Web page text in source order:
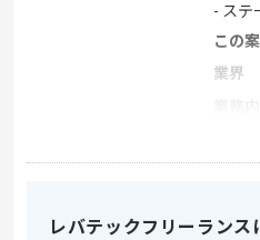
- ステ
この
業界
求め
レバテックフリーランス